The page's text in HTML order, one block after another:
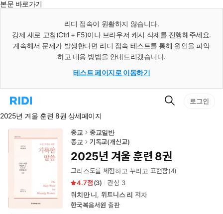
본문 바로가기
리디 접속이 원활하지 않습니다.
강제 새로 고침(Ctrl + F5)이나 브라우저 캐시 삭제를 진행해주세요.
계속해서 문제가 발생한다면 리디 접속 테스트를 통해 원인을 파악
하고 대응 방법을 안내드리겠습니다.
테스트 페이지로 이동하기
리
홈
이
검
로그인
2025년 겨울 훈련 8권 상세페이지
종교
종교일반
종교
기독교(개신교)
2025년 겨울 훈련 8권
그리스도를 체험하고 누리고 표현함(4)
4.7
(3) 관심 3
워치만 니, 위트니스 리 저자
한국복음서원 출판